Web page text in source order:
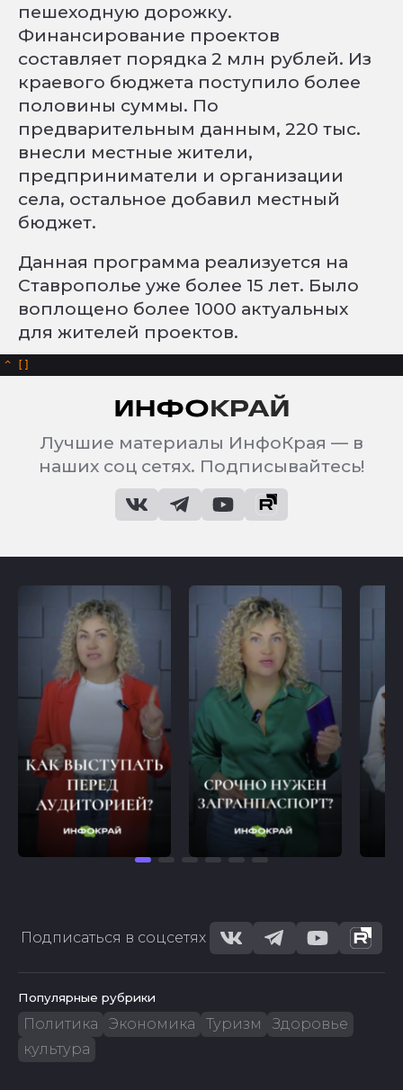
пешеходную дорожку.
Финансирование проектов
составляет порядка 2 млн рублей. Из
краевого бюджета поступило более
половины суммы. По
предварительным данным, 220 тыс.
внесли местные жители,
предприниматели и организации
села, остальное добавил местный
бюджет.
Данная программа реализуется на
Ставрополье уже более 15 лет. Было
воплощено более 1000 актуальных
для жителей проектов.
^
Лучшие материалы ИнфоКрая — в
наших соц сетях. Подписывайтесь!
Подписаться в соцсетях
Популярные рубрики
Политика Экономика Туризм
Здоровье
культура